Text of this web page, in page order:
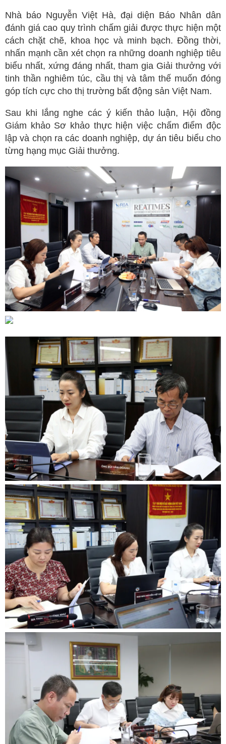
Nhà báo Nguyễn Việt Hà, đại diện Báo Nhân dân
đánh giá cao quy trình chấm giải được thực hiện một
cách chặt chẽ, khoa học và minh bạch. Đồng thời,
nhấn mạnh cần xét chọn ra những doanh nghiệp tiêu
biểu nhất, xứng đáng nhất, tham gia Giải thưởng với
tinh thần nghiêm túc, cầu thị và tâm thế muốn đóng
góp tích cực cho thị trường bất động sản Việt Nam.
Sau khi lắng nghe các ý kiến thảo luận, Hội đồng
Giám khảo Sơ khảo thực hiện việc chấm điểm độc
lập và chọn ra các doanh nghiệp, dự án tiêu biểu cho
từng hạng mục Giải thưởng.